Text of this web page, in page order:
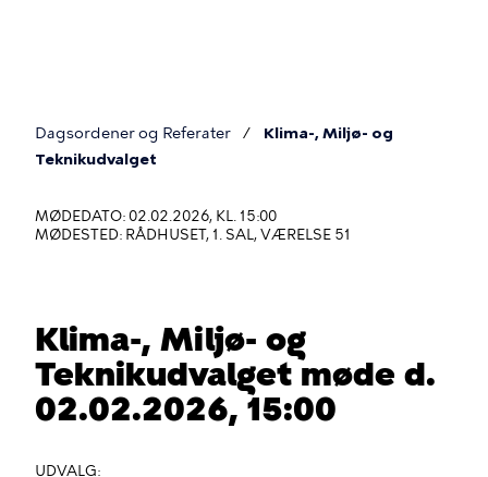
Du
her
Dagsordener og Referater
Klima-, Miljø- og
Teknikudvalget
MØDEDATO: 02.02.2026, KL. 15:00
MØDESTED: RÅDHUSET, 1. SAL, VÆRELSE 51
Klima-, Miljø- og
Teknikudvalget møde d.
02.02.2026, 15:00
UDVALG